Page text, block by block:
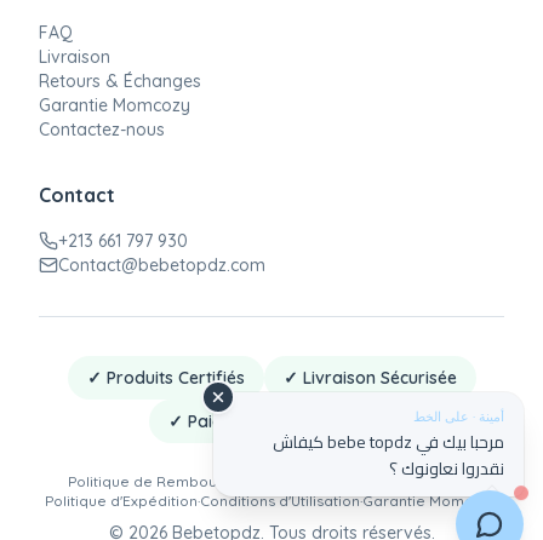
أمينة · على الخط
مرحبا بيك في bebe topdz كيفاش
نقدروا نعاونوك ؟
FAQ
Livraison
Retours & Échanges
Garantie Momcozy
Contactez-nous
Contact
+213 661 797 930
Contact@bebetopdz.com
✓ Produits Certifiés
✓ Livraison Sécurisée
✓ Paiement à la Livraison
Politique de Remboursement Politique de Confidentialité·
Politique d'Expédition·Conditions d'Utilisation·Garantie Momcozy
© 2026Bebetopdz. Tous droits réservés.